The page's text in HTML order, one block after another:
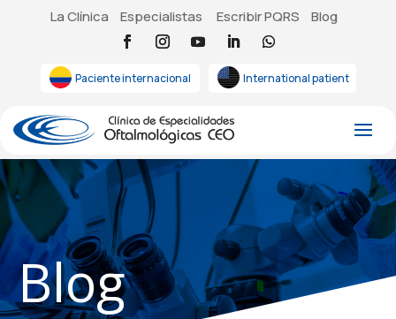
La Clínica Especialistas Escribir PQRS Blog
Paciente internacional International patient
Blog